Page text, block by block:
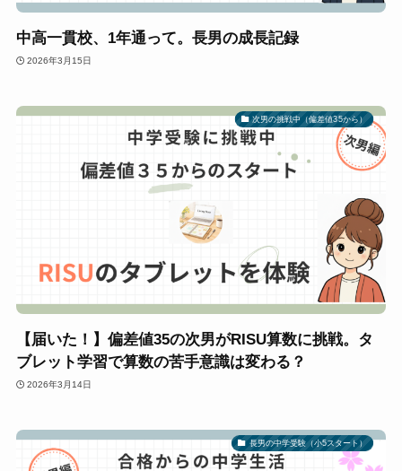
中高一貫校、1年通って。長男の成長記録
2026年3月15日
次男の挑戦中（偏差値35から）
【届いた！】偏差値35の次男がRISU算数に挑戦。タ
ブレット学習で算数の苦手意識は変わる？
2026年3月14日
長男の中学受験（小5スタート）